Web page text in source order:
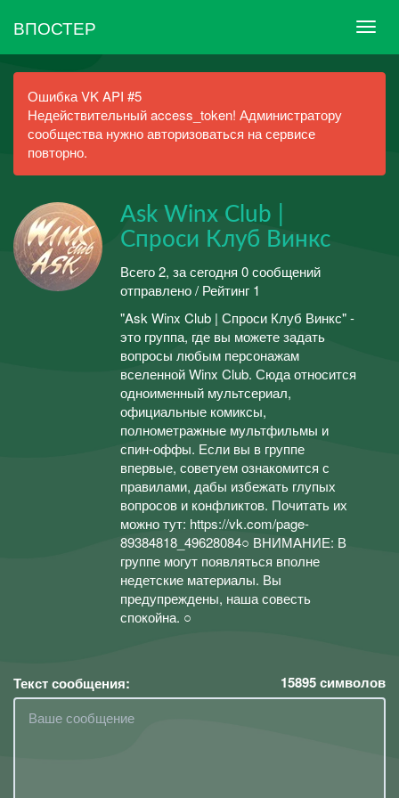
ВПОСТЕР
Ошибка VK API #5
Недействительный access_token! Администратору
сообщества нужно авторизоваться на сервисе
повторно.
Ask Winx Club |
Спроси Клуб Винкс
Всего 2, за сегодня 0 сообщений
отправлено / Рейтинг 1
"Ask Winx Club | Спроси Клуб Винкс" -
это группа, где вы можете задать
вопросы любым персонажам
вселенной Winx Club. Сюда относится
одноименный мультсериал,
официальные комиксы,
полнометражные мультфильмы и
спин-оффы. Если вы в группе
впервые, советуем ознакомится с
правилами, дабы избежать глупых
вопросов и конфликтов. Почитать их
можно тут: https://vk.com/page-
89384818_49628084○ ВНИМАНИЕ: В
группе могут появляться вполне
недетские материалы. Вы
предупреждены, наша совесть
спокойна. ○
Текст сообщения: 15895символов